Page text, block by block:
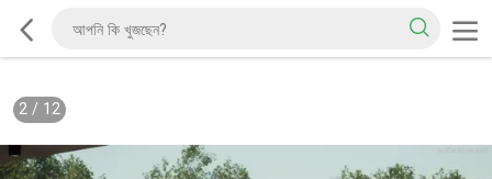
2/ 12